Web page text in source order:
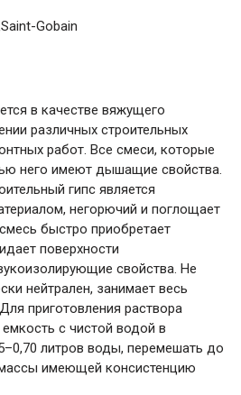
Saint-Gobain
в качестве вяжущего
различных строительных
работ. Все смеси, которые
него имеют дышащие свойства.
гипс является
негорючий и поглощает
быстро приобретает
поверхности
свойства. Не
нейтрален, занимает весь
приготовления раствора
с чистой водой в
литров воды, перемешать до
имеющей консистенцию
дома и сада
сауны
и уборки